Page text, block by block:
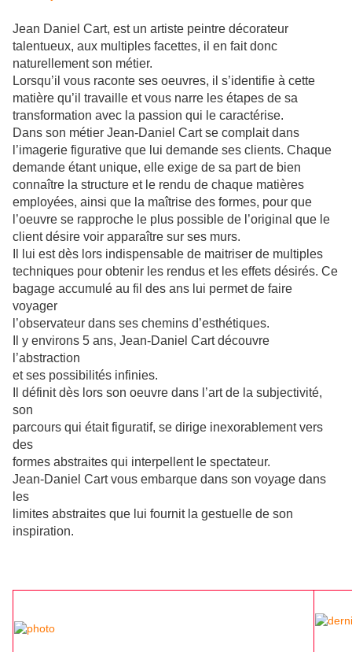
Jean Daniel Cart, est un artiste peintre décorateur
talentueux, aux multiples facettes, il en fait donc
naturellement son métier.
Lorsqu’il vous raconte ses oeuvres, il s’identifie à cette
matière qu’il travaille et vous narre les étapes de sa
transformation avec la passion qui le caractérise.
Dans son métier Jean-Daniel Cart se complait dans
l’imagerie figurative que lui demande ses clients. Chaque
demande étant unique, elle exige de sa part de bien
connaître la structure et le rendu de chaque matières
employées, ainsi que la maîtrise des formes, pour que
l’oeuvre se rapproche le plus possible de l’original que le
client désire voir apparaître sur ses murs.
Il lui est dès lors indispensable de maitriser de multiples
techniques pour obtenir les rendus et les effets désirés. Ce
bagage accumulé au fil des ans lui permet de faire
voyager
l’observateur dans ses chemins d’esthétiques.
Il y environs 5 ans, Jean-Daniel Cart découvre
l’abstraction
et ses possibilités infinies.
Il définit dès lors son oeuvre dans l’art de la subjectivité,
son
parcours qui était figuratif, se dirige inexorablement vers
des
formes abstraites qui interpellent le spectateur.
Jean-Daniel Cart vous embarque dans son voyage dans
les
limites abstraites que lui fournit la gestuelle de son
inspiration.